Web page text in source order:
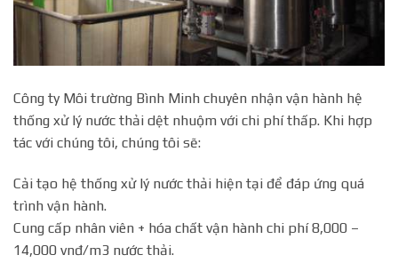
Công ty Môi trường Bình Minh chuyên nhận vận hành hệ
thống xử lý nước thải dệt nhuộm với chi phí thấp. Khi hợp
tác với chúng tôi, chúng tôi sẽ:
Cải tạo hệ thống xử lý nước thải hiện tại để đáp ứng quá
trình vận hành.
Cung cấp nhân viên + hóa chất vận hành chi phí 8,000 –
14,000 vnđ/m3 nước thải.